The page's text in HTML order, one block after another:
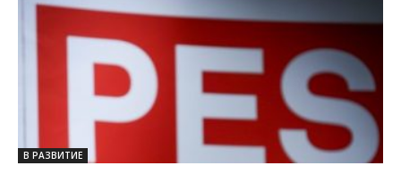
В РАЗВИТИЕ